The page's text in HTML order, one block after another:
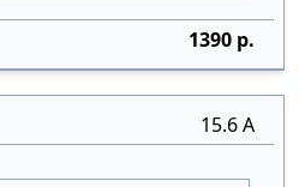
1390 р.
15.6 А